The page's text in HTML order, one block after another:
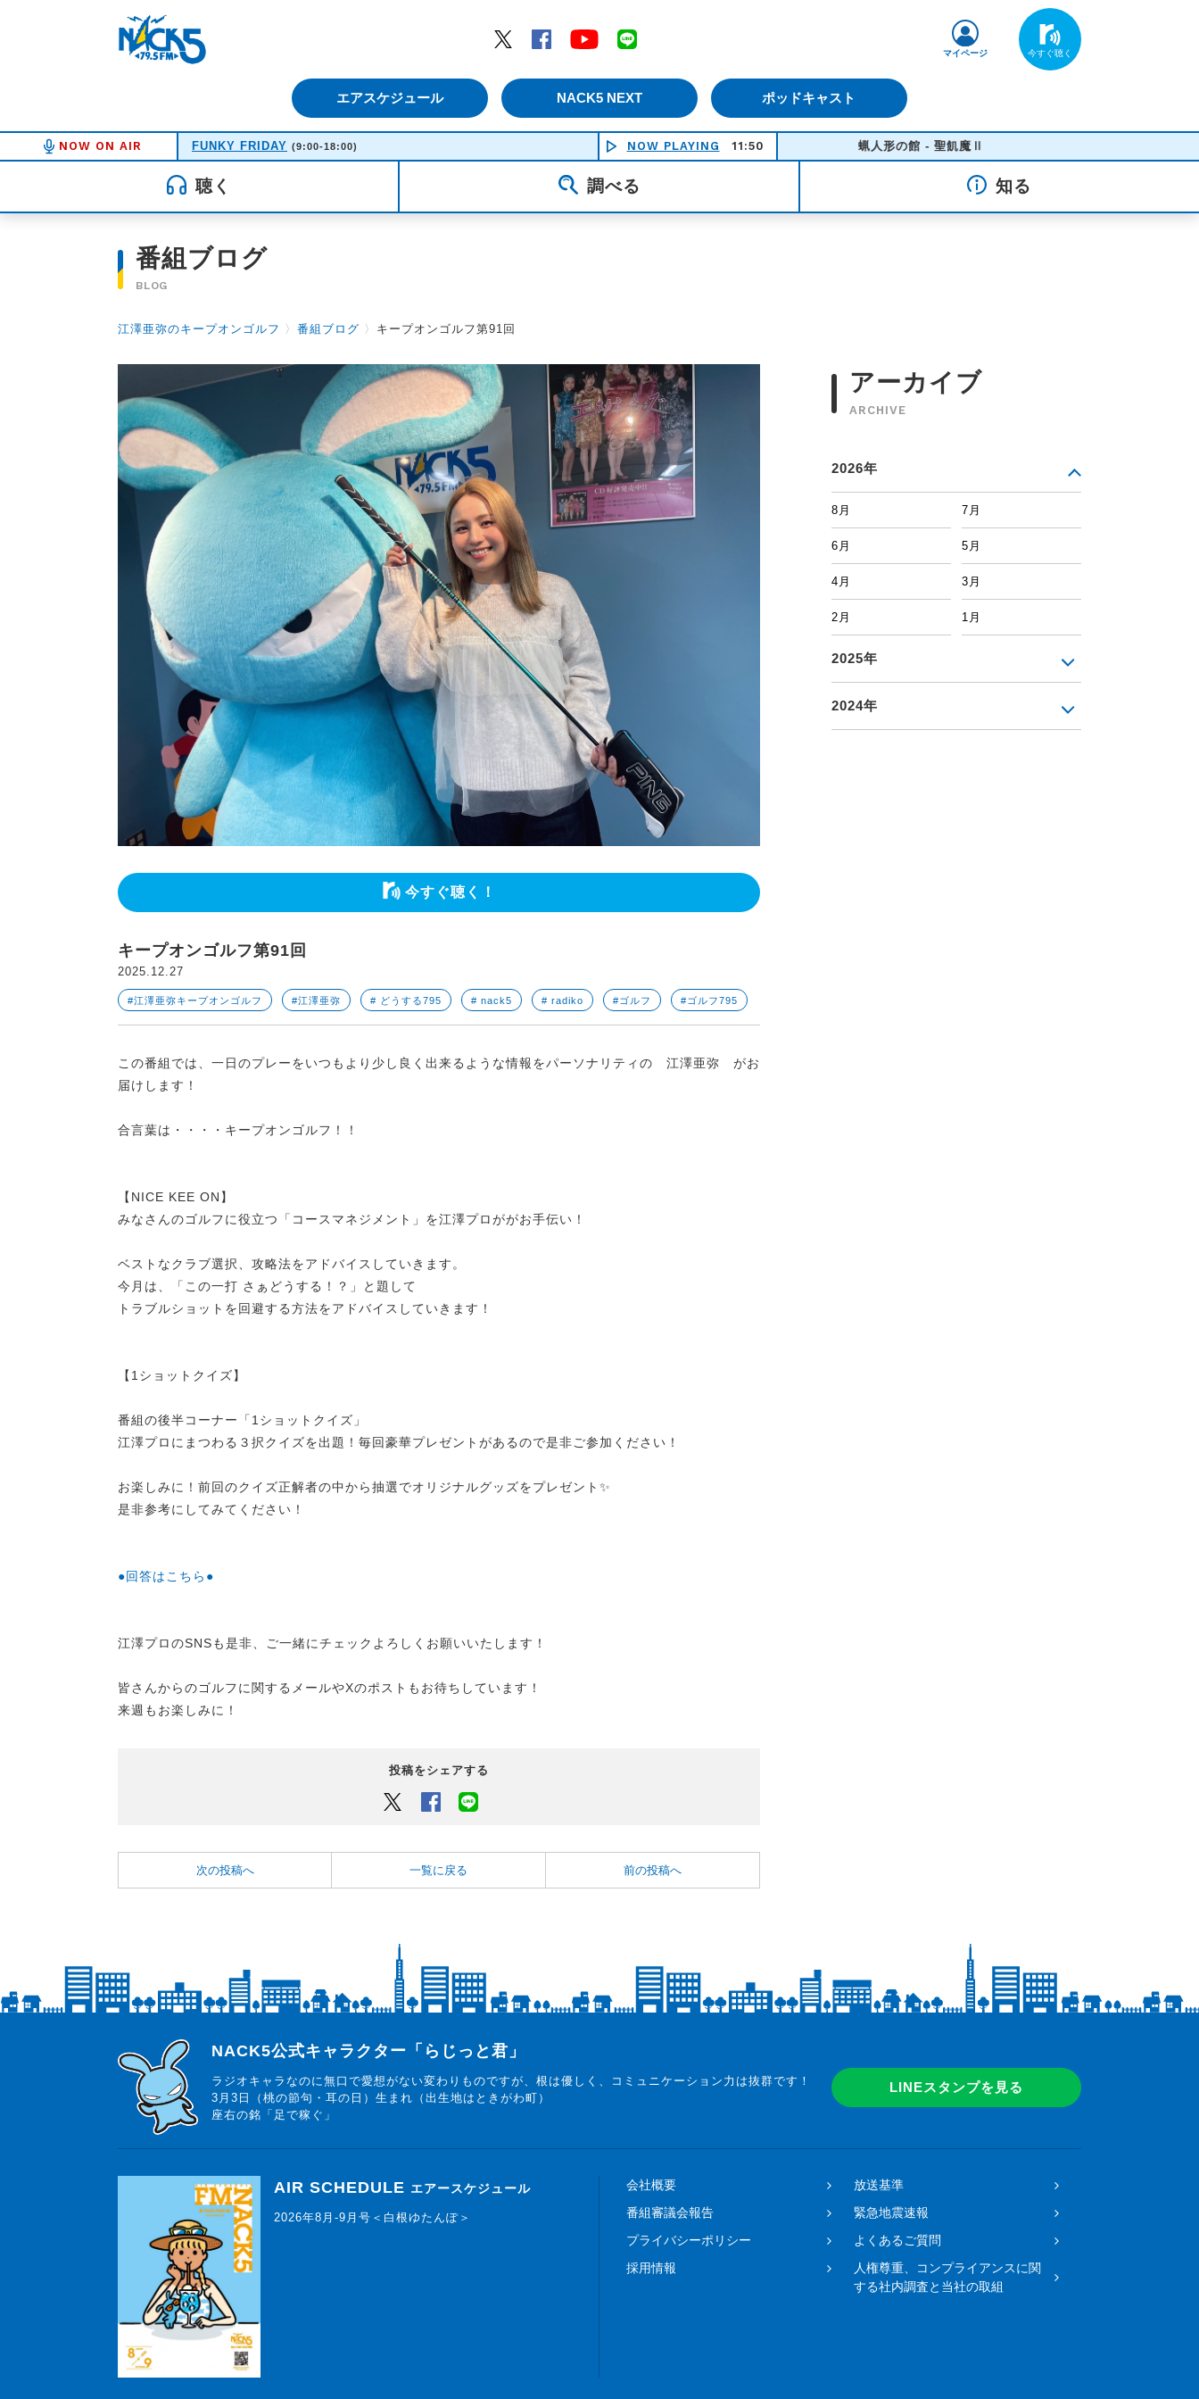
Twitter
Facebook YouTube
エアスケジュール NACK5 NEXT ポッドキャスト
マイページ
NOW ON AIR FUNKY FRIDAY (9:00-18:00) NOW PLAYING 11:50 蝋人形の館 - 聖飢魔Ⅱ
聴く 調べる 知る
番組ブログ
BLOG
江澤亜弥のキープオンゴルフ 〉 番組ブログ 〉 キープオンゴルフ第91回
今すぐ聴く！
キープオンゴルフ第91回
2025.12.27
#江澤亜弥キープオンゴルフ #江澤亜弥 # どうする795 # nack5 # radiko #ゴルフ #ゴルフ795
この番組では、一日のプレーをいつもより少し良く出来るような情報をパーソナリティの 江澤亜弥 がお
届けします！
合言葉は・・・・キープオンゴルフ！！
【NICE KEE ON】
みなさんのゴルフに役立つ「コースマネジメント」を江澤プロががお手伝い！
ベストなクラブ選択、攻略法をアドバイスしていきます。
今月は、「この一打 さぁどうする！？」と題して
トラブルショットを回避する方法をアドバイスしていきます！
【1ショットクイズ】
番組の後半コーナー「1ショットクイズ」
江澤プロにまつわる３択クイズを出題！毎回豪華プレゼントがあるので是非ご参加ください！
お楽しみに！前回のクイズ正解者の中から抽選でオリジナルグッズをプレゼント✨
是非参考にしてみてください！
●回答はこちら●
江澤プロのSNSも是非、ご一緒にチェックよろしくお願いいたします！
皆さんからのゴルフに関するメールやXのポストもお待ちしています！
来週もお楽しみに！
投稿をシェアする
Twitter Facebook
次の投稿へ 一覧に戻る 前の投稿へ
アーカイブ
ARCHIVE
2026年
8月 7月
6月 5月
4月 3月
2月 1月
2025年
2024年
らじっと君
NACK5公式キャラクター「らじっと君」
ラジオキャラなのに無口で愛想がない変わりものですが、根は優しく、コミュニケーション力は抜群です！
3月3日（桃の節句・耳の日）生まれ（出生地はときがわ町）
座右の銘「足で稼ぐ」
LINEスタンプを見る
AIR SCHEDULE エアースケジュール
2026年8月-9月号＜白根ゆたんぽ＞
会社概要
放送基準
番組審議会報告
緊急地震速報
プライバシーポリシー
よくあるご質問
採用情報
人権尊重、コンプライアンスに関
する社内調査と当社の取組